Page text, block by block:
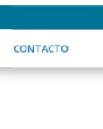
CONTACTO